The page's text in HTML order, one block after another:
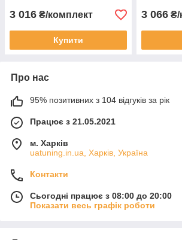
3 016 ₴/комплект
Купити
3 066 ₴/
Про нас
95% позитивних з 104 відгуків за рік
Працює з 21.05.2021
м. Харків
uatuning.in.ua, Харків, Україна
Контакти
Сьогодні працює з 08:00 до 20:00
Показати весь графік роботи